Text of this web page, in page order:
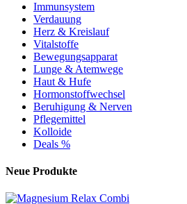
Immunsystem
Verdauung
Herz & Kreislauf
Vitalstoffe
Bewegungsapparat
Lunge & Atemwege
Haut & Hufe
Hormonstoffwechsel
Beruhigung & Nerven
Pflegemittel
Kolloide
Deals %
Neue Produkte